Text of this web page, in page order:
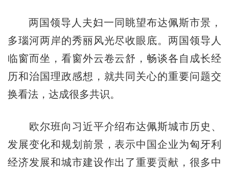
两国领导人夫妇一同眺望布达佩斯市景，
多瑙河两岸的秀丽风光尽收眼底。两国领导人
临窗而坐，看窗外云卷云舒，畅谈各自成长经
历和治国理政感想，就共同关心的重要问题交
换看法，达成很多共识。
欧尔班向习近平介绍布达佩斯城市历史、
发展变化和规划前景，表示中国企业为匈牙利
经济发展和城市建设作出了重要贡献，很多中